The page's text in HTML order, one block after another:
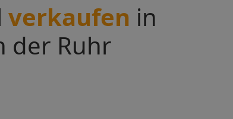
verkaufen in
der Ruhr